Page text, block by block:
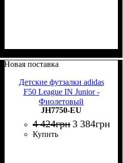
Новая поставка
Детские футзалки adidas
F50 League IN Junior -
Фиолетовый
JH7750-EU
4 424грн 3 384грн
Купить